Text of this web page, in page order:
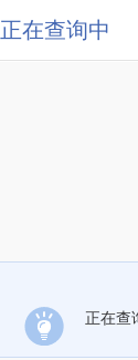
正在查询中
正在查